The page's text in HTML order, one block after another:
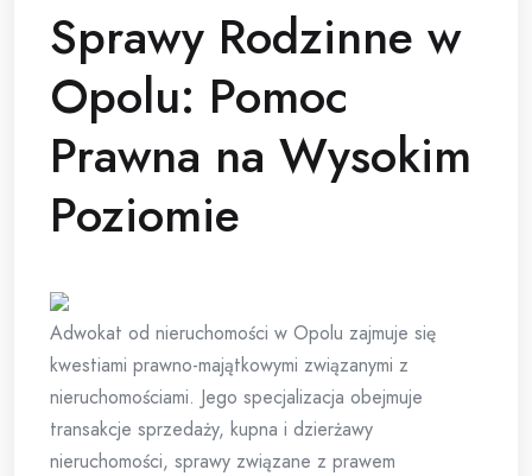
Sprawy Rodzinne w
Opolu: Pomoc
Prawna na Wysokim
Poziomie
Adwokat od nieruchomości w Opolu zajmuje się
kwestiami prawno-majątkowymi związanymi z
nieruchomościami. Jego specjalizacja obejmuje
transakcje sprzedaży, kupna i dzierżawy
nieruchomości, sprawy związane z prawem